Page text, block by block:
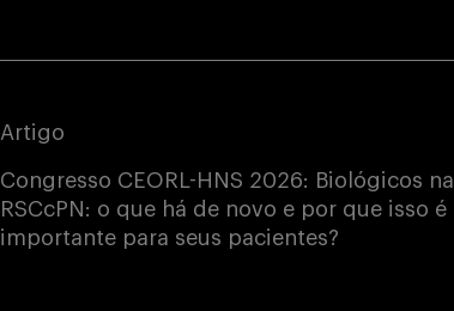
Artigo
Congresso CEORL-HNS 2026: Biológicos na
RSCcPN: o que há de novo e por que isso é
importante para seus pacientes?